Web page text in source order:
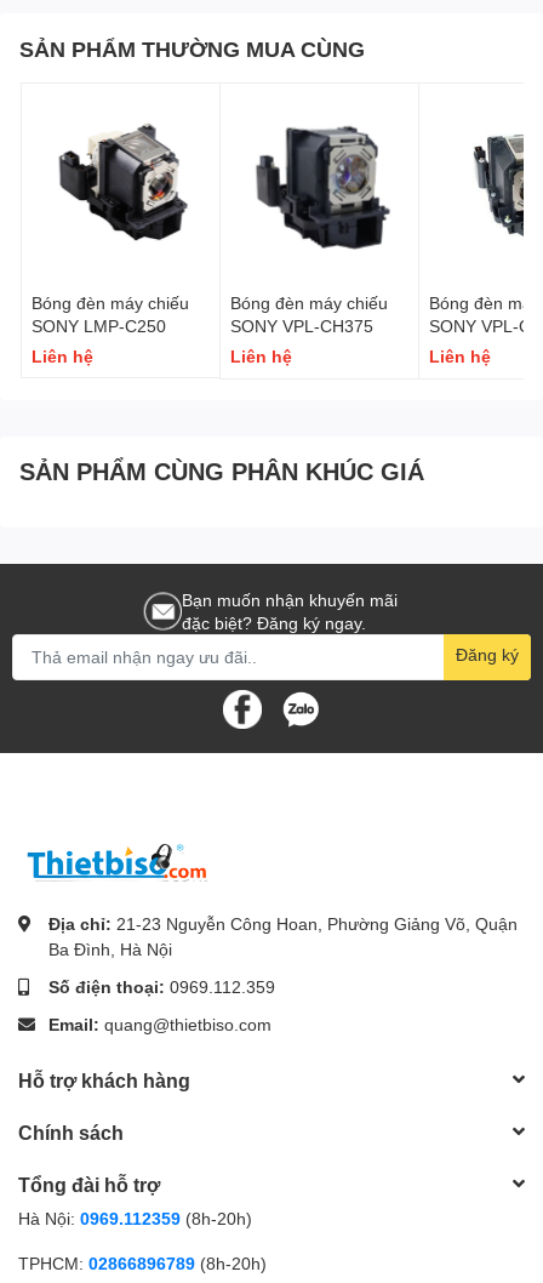
SẢN PHẨM THƯỜNG MUA CÙNG
Bóng đèn máy chiếu
SONY LMP-C250
Liên hệ
Bóng đèn máy chiếu
SONY VPL-CH375
Liên hệ
Bóng đèn
SONY VPL-
Liên hệ
SẢN PHẨM CÙNG PHÂN KHÚC GIÁ
Bạn muốn nhận khuyến mãi
đặc biệt? Đăng ký ngay.
Đăng ký
Địa chỉ: 21-23 Nguyễn Công Hoan, Phường Giảng Võ, Quận
Ba Đình, Hà Nội
Số điện thoại: 0969.112.359
Email: quang@thietbiso.com
Hỗ trợ khách hàng
Chính sách
Tổng đài hỗ trợ
Hà Nội: 0969.112359 (8h-20h)
TPHCM: 02866896789 (8h-20h)